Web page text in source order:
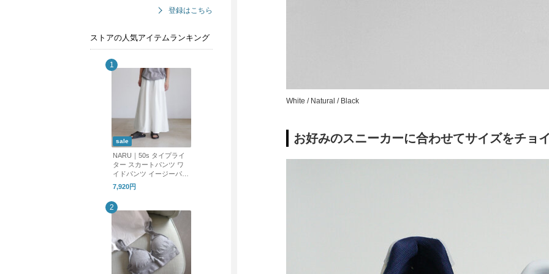
登録はこちら
ストアの人気アイテムランキング
sale
NARU｜50s タイプライ
ター スカートパンツ ワ
イドパンツ イージーパン
ツ 661905 ナル
7,920円
White / Natural / Black
お好みのスニーカーに合わせてサイズをチョ